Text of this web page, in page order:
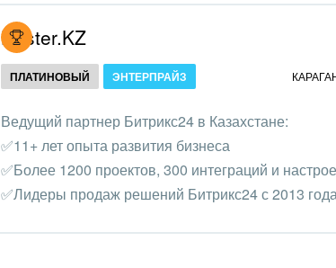
Hoster.KZ
ПЛАТИНОВЫЙ ЭНТЕРПРАЙЗ
Ведущий партнер Битрикс24 в Казахстане:
✅11+ лет опыта развития бизнеса
✅Более 1200 проектов, 300 интеграций и
✅Лидеры продаж решений Битрикс24 с 2013